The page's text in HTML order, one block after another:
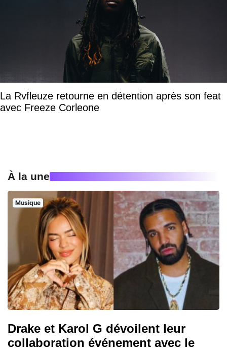
La Rvfleuze retourne en détention après son feat
avec Freeze Corleone
À la une
Musique
Drake et Karol G dévoilent leur
collaboration événement avec le